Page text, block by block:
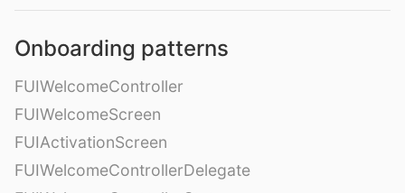
Onboarding patterns
FUIWelcomeController
FUIWelcomeScreen
FUIActivationScreen
FUIWelcomeControllerDelegate